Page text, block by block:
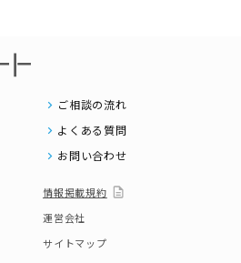
ご相談の流れ
よくある質問
お問い合わせ
情報掲載規約
運営会社
サイトマップ